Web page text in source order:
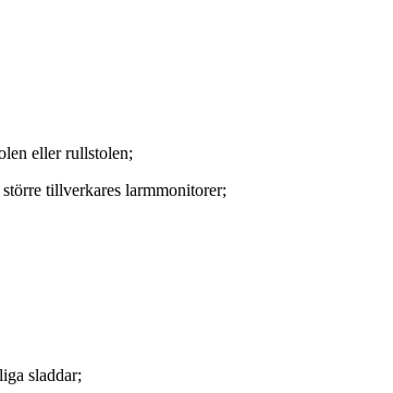
eller rullstolen;
tillverkares larmmonitorer;
sladdar;